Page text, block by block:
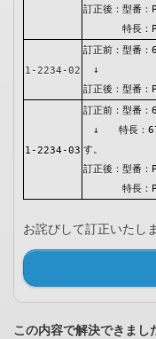
訂正後：型番
特長：PC-
1-2234-02
訂正前：型番
↓
訂正後：型番
1-2234-03
訂正前：型番
↓ 特長：
す。
訂正後：型番
特長：PC-
お詫びして訂正いたし
この内容で解決できまし